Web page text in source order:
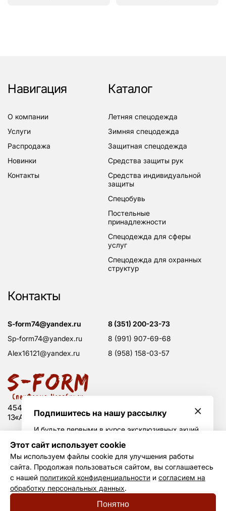
454008 Россия, г. Челябинск, Свердловский тракт,
13«А», оф. 203
Навигация
о компании
услуги
распродажа
новинки
контакты
Каталог
летняя спецодежда
зимняя спецодежда
защитная спецодежда
средства защиты рук
средства индивидуальной
защиты
спецобувь
постельные
принадлежности
спецодежда для сферы
услуг
спецодежда для охранных
структур
Контакты
s-form74@yandex.ru
sp-form74@yandex.ru
alex16121@yandex.ru
8 (351) 200-23-73
8 (991) 907-69-68
8 (958) 158-03-57
© S-form, 2011—2026
Политика конфиденциальности
Согласие на обработку данных
Создание сайта — Не Агентство
Подпишитесь на нашу рассылку
И будьте первыми в курсе эксклюзивных акций
Я принимаю условияполитики
персональных данных.
Этот сайт использует cookie
Мы используем файлы cookie для улучшения работы
сайта. Продолжая пользоваться сайтом, вы соглашаетесь
с нашей политикой конфиденциальности и согласием на
обработку персональных данных.
Понятно